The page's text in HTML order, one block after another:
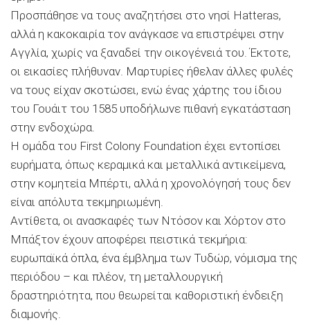
Προσπάθησε να τους αναζητήσει στο νησί Hatteras,
αλλά η κακοκαιρία τον ανάγκασε να επιστρέψει στην
Αγγλία, χωρίς να ξαναδεί την οικογένειά του. Έκτοτε,
οι εικασίες πλήθυναν. Μαρτυρίες ήθελαν άλλες φυλές
να τους είχαν σκοτώσει, ενώ ένας χάρτης του ίδιου
του Γουάιτ του 1585 υποδήλωνε πιθανή εγκατάσταση
στην ενδοχώρα.
Η ομάδα του First Colony Foundation έχει εντοπίσει
ευρήματα, όπως κεραμικά και μεταλλικά αντικείμενα,
στην κομητεία Μπέρτι, αλλά η χρονολόγησή τους δεν
είναι απόλυτα τεκμηριωμένη.
Αντίθετα, οι ανασκαφές των Ντόσον και Χόρτον στο
Μπάξτον έχουν αποφέρει πειστικά τεκμήρια:
ευρωπαϊκά όπλα, ένα έμβλημα των Τυδώρ, νόμισμα της
περιόδου – και πλέον, τη μεταλλουργική
δραστηριότητα, που θεωρείται καθοριστική ένδειξη
διαμονής.